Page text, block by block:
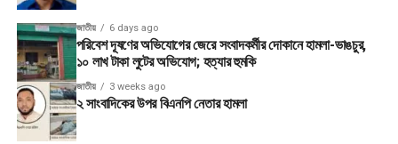
জাতীয় 6 days ago
পরিবেশ দূষণের অভিযোগের জেরে সংবাদকর্মীর দোকানে হামলা-ভাঙচুর,
১০ লাখ টাকা লুটের অভিযোগ; হত্যার হুমকি
জাতীয় 3 weeks ago
২ সাংবাদিকের উপর বিএনপি নেতার হামলা